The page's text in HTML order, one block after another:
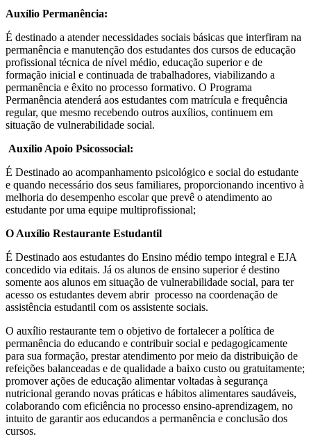
Auxílio Permanência:
É destinado a atender necessidades sociais básicas que interfiram na
permanência e manutenção dos estudantes dos cursos de educação
profissional técnica de nível médio, educação superior e de
formação inicial e continuada de trabalhadores, viabilizando a
permanência e êxito no processo formativo. O Programa
Permanência atenderá aos estudantes com matrícula e frequência
regular, que mesmo recebendo outros auxílios, continuem em
situação de vulnerabilidade social.
Auxílio Apoio Psicossocial:
É Destinado ao acompanhamento psicológico e social do estudante
e quando necessário dos seus familiares, proporcionando incentivo à
melhoria do desempenho escolar que prevê o atendimento ao
estudante por uma equipe multiprofissional;
O Auxílio Restaurante Estudantil
É Destinado aos estudantes do Ensino médio tempo integral e EJA
concedido via editais. Já os alunos de ensino superior é destino
somente aos alunos em situação de vulnerabilidade social, para ter
acesso os estudantes devem abrir processo na coordenação de
assistência estudantil com os assistente sociais.
O auxílio restaurante tem o objetivo de fortalecer a política de
permanência do educando e contribuir social e pedagogicamente
para sua formação, prestar atendimento por meio da distribuição de
refeições balanceadas e de qualidade a baixo custo ou gratuitamente;
promover ações de educação alimentar voltadas à segurança
nutricional gerando novas práticas e hábitos alimentares saudáveis,
colaborando com eficiência no processo ensino-aprendizagem, no
intuito de garantir aos educandos a permanência e conclusão dos
cursos.